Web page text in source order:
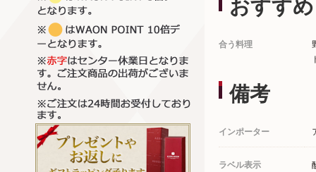
おすすめ
合う料理
備考
インポーター
ラベル表示